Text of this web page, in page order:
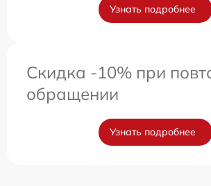
Узнать подробнее
Скидка -10% при
обращении
Узнать подробнее